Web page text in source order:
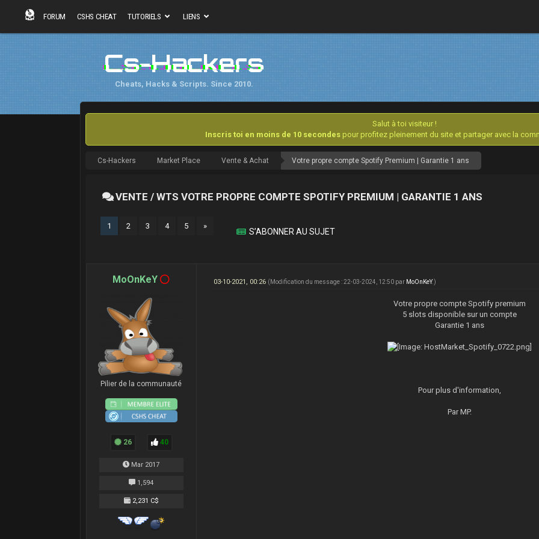
FORUM CSHS CHEAT TUTORIELS LIENS
Cs-Hackers
Cheats, Hacks & Scripts. Since 2010.
Salut à toi visiteur !
Inscris toi en moins de 10 secondes pour profitez pleinement du site et partager avec la
Cs-Hackers Market Place Vente & Achat Votre propre compte Spotify Premium | Garantie 1 ans
VENTE / WTS VOTRE PROPRE COMPTE SPOTIFY PREMIUM | GARANTIE 1 ANS
1 2 3 4 5 »
S’ABONNER AU SUJET
MoOnKeY
Pilier de la communauté
26 40
Mar 2017
1,594
2,231 C$
03-10-2021, 00:26 (Modification du message : 22-03-2024, 12:50 par MoOnKeY.)
Votre propre compte Spotify premium
5 slots disponible sur un compte
Garantie 1 ans
Pour plus d'information,
Par MP.